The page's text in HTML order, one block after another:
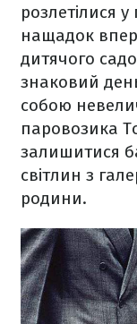
розлетілися
нащадок
дитячого
знаковий
собою
паровозика
залишитися
світлин з
родини.